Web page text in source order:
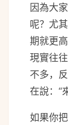
因為大
呢？尤
期就更
現實往
不多，
在說：“
如果你